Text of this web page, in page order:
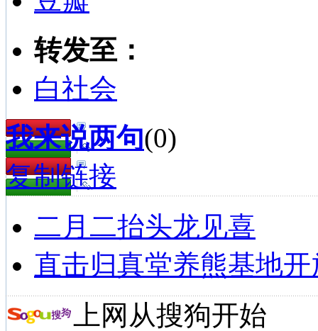
转发至：
白社会
我来说两句(0)
复制链接
二月二抬头龙见喜
直击归真堂养熊基地开
上网从搜狗开始